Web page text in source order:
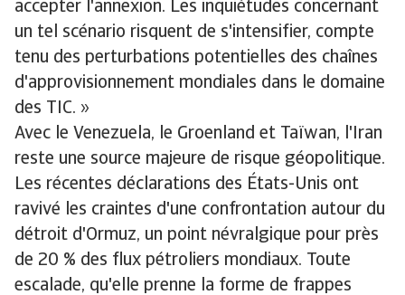
accepter l'annexion. Les inquiétudes concernant
un tel scénario risquent de s'intensifier, compte
tenu des perturbations potentielles des chaînes
d'approvisionnement mondiales dans le domaine
des TIC. »
Avec le Venezuela, le Groenland et Taïwan, l'Iran
reste une source majeure de risque géopolitique.
Les récentes déclarations des États-Unis ont
ravivé les craintes d'une confrontation autour du
détroit d'Ormuz, un point névralgique pour près
de 20 % des flux pétroliers mondiaux. Toute
escalade, qu'elle prenne la forme de frappes